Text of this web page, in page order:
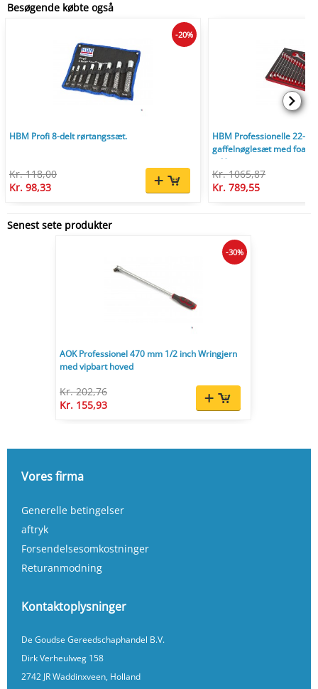
Besøgende købte også
HBM Profi 8-delt rørtangssæt.
Kr. 118,00
Kr. 98,33
-20%
HBM Professionelle 22-
gaffelnøglesæt med foam
x 60 mm.
Kr. 1065,87
Kr. 789,55
Senest sete produkter
AOK Professionel 470 mm 1/2 inch Wringjern
med vipbart hoved
Kr. 202,76
Kr. 155,93
-30%
Vores firma
Generelle betingelser
aftryk
Forsendelsesomkostninger
Returanmodning
Kontaktoplysninger
De Goudse Gereedschaphandel B.V.
Dirk Verheulweg 158
2742 JR Waddinxveen, Holland